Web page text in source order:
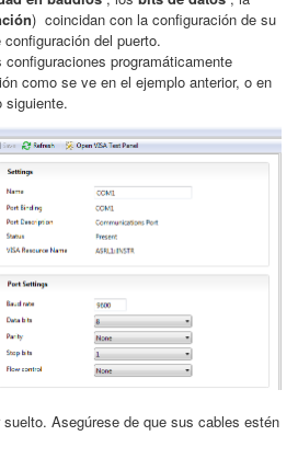
) coincidan con la configuración de su
del puerto.
programáticamente
como se ve en el ejemplo anterior, o en
siguiente.
Asegúrese de que sus cables estén